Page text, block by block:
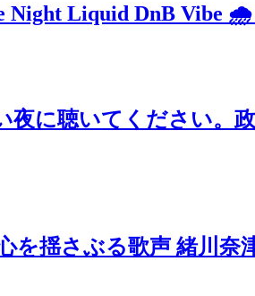
Night Liquid DnB Vibe 🌧️
夜に聴いてください。
を揺さぶる歌声 緒川